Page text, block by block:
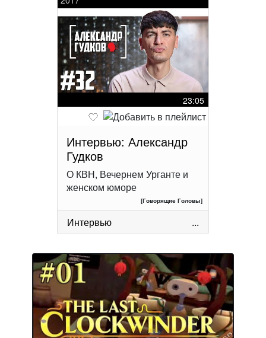
23:05
Интервью: Александр
Гудков
О КВН, Вечернем Урганте и
женском юморе
[Говорящие Головы]
Интервью ...